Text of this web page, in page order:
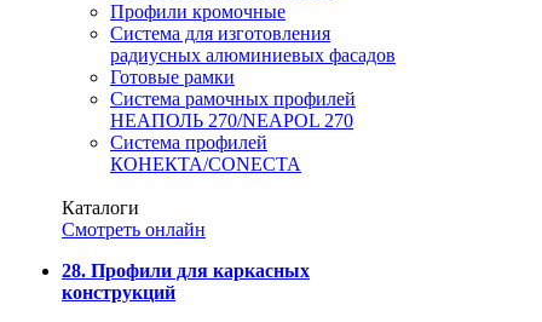
Профили кромочные
Система для изготовления
радиусных алюминиевых фасадов
Готовые рамки
Система рамочных профилей
НЕАПОЛЬ 270/NEAPOL 270
Система профилей
КОНЕКТА/CONECTA
Каталоги
Смотреть онлайн
28. Профили для каркасных
конструкций